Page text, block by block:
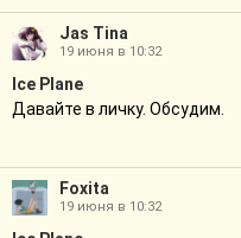
Jas Tina
19 июня в 10:32
Ice Plane
Давайте в личку. Обсудим.
Foxita
19 июня в 10:32